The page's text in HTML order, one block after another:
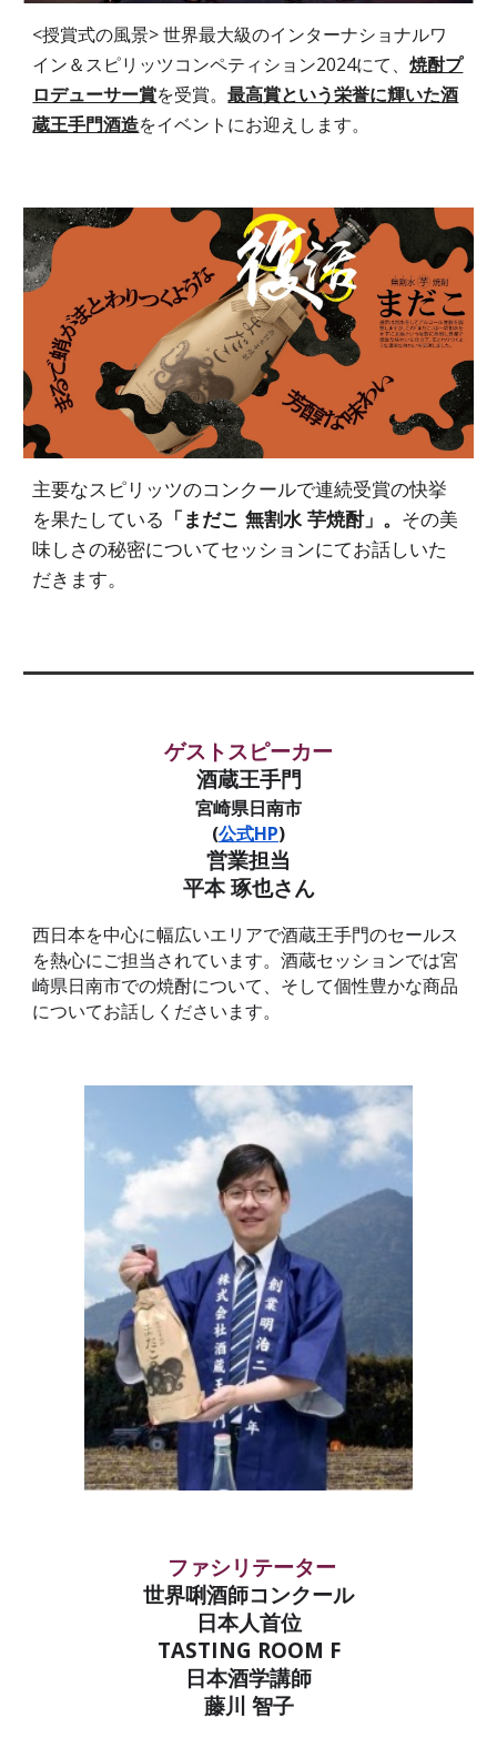
<授賞式の風景> 世界最大級のインターナショナルワ
イン＆スピリッツコンペティション2024にて、焼酎プ
ロデューサー賞を受賞。最高賞という栄誉に輝いた酒
蔵王手門酒造をイベントにお迎えします。
主要なスピリッツのコンクールで連続受賞の快挙
を果たしている 「まだこ 無割水 芋焼酎」。 その美
味しさの秘密についてセッションにてお話しいた
だきます。
ゲストスピーカー
酒蔵王手門
宮崎県日南市
(公式HP)
営業担当
平本 琢也さん
西日本を中心に幅広いエリアで酒蔵王手門のセールス
を熱心にご担当されています。酒蔵セッションでは宮
崎県日南市での焼酎について、そして個性豊かな商品
についてお話しくださいます。
ファシリテーター
世界唎酒師コンクール
日本人首位
TASTING ROOM F
日本酒学講師
藤川 智子